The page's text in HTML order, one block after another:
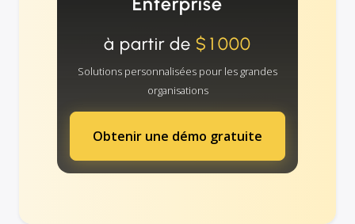
à partir de $1000
Solutions personnalisées pour les grandes
organisations
Obtenir une démo gratuite